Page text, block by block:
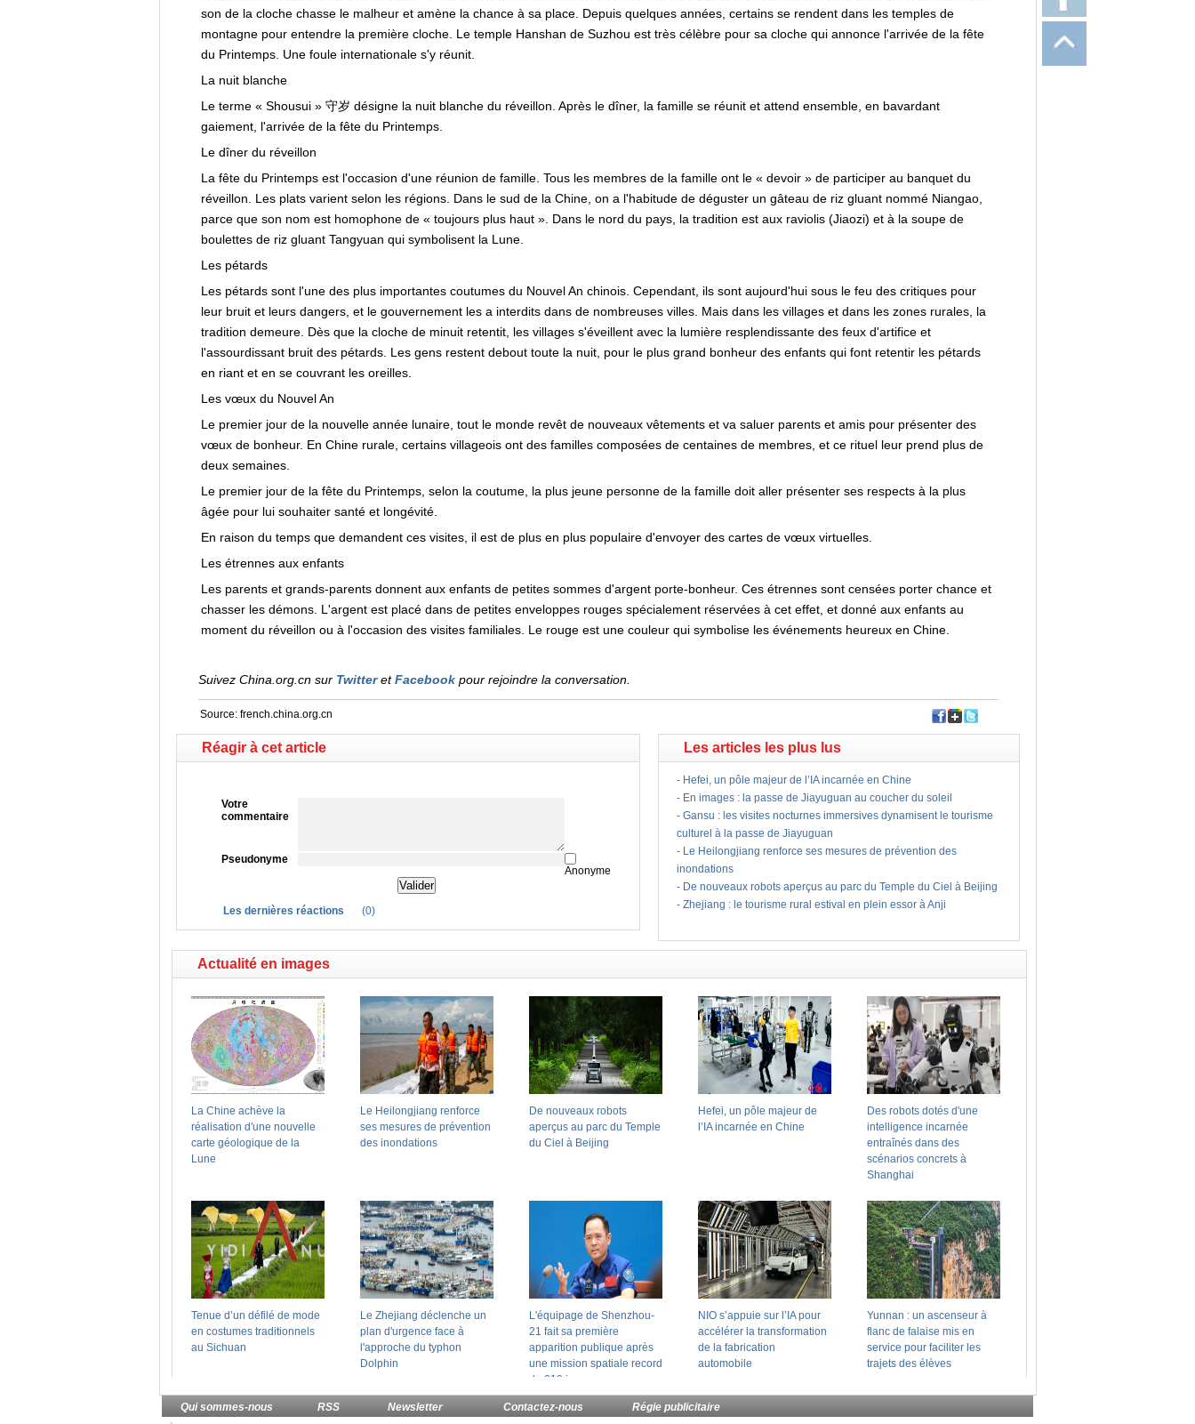
son de la cloche chasse le malheur et amène la chance à sa place. Depuis quelques années, certains se rendent dans les temples de
montagne pour entendre la première cloche. Le temple Hanshan de Suzhou est très célèbre pour sa cloche qui annonce l'arrivée de la fête
du Printemps. Une foule internationale s'y réunit.
La nuit blanche
Le terme « Shousui » 守岁 désigne la nuit blanche du réveillon. Après le dîner, la famille se réunit et attend ensemble, en bavardant
gaiement, l'arrivée de la fête du Printemps.
Le dîner du réveillon
La fête du Printemps est l'occasion d'une réunion de famille. Tous les membres de la famille ont le « devoir » de participer au banquet du
réveillon. Les plats varient selon les régions. Dans le sud de la Chine, on a l'habitude de déguster un gâteau de riz gluant nommé Niangao,
parce que son nom est homophone de « toujours plus haut ». Dans le nord du pays, la tradition est aux raviolis (Jiaozi) et à la soupe de
boulettes de riz gluant Tangyuan qui symbolisent la Lune.
Les pétards
Les pétards sont l'une des plus importantes coutumes du Nouvel An chinois. Cependant, ils sont aujourd'hui sous le feu des critiques pour
leur bruit et leurs dangers, et le gouvernement les a interdits dans de nombreuses villes. Mais dans les villages et dans les zones rurales, la
tradition demeure. Dès que la cloche de minuit retentit, les villages s'éveillent avec la lumière resplendissante des feux d'artifice et
l'assourdissant bruit des pétards. Les gens restent debout toute la nuit, pour le plus grand bonheur des enfants qui font retentir les pétards
en riant et en se couvrant les oreilles.
Les vœux du Nouvel An
Le premier jour de la nouvelle année lunaire, tout le monde revêt de nouveaux vêtements et va saluer parents et amis pour présenter des
vœux de bonheur. En Chine rurale, certains villageois ont des familles composées de centaines de membres, et ce rituel leur prend plus de
deux semaines.
Le premier jour de la fête du Printemps, selon la coutume, la plus jeune personne de la famille doit aller présenter ses respects à la plus
âgée pour lui souhaiter santé et longévité.
En raison du temps que demandent ces visites, il est de plus en plus populaire d'envoyer des cartes de vœux virtuelles.
Les étrennes aux enfants
Les parents et grands-parents donnent aux enfants de petites sommes d'argent porte-bonheur. Ces étrennes sont censées porter chance et
chasser les démons. L'argent est placé dans de petites enveloppes rouges spécialement réservées à cet effet, et donné aux enfants au
moment du réveillon ou à l'occasion des visites familiales. Le rouge est une couleur qui symbolise les événements heureux en Chine.
Suivez China.org.cn sur TwitteretFacebookpour rejoindre la conversation.
Source: french.china.org.cn
Réagir à cet article
Votre
commentaire
Pseudonyme
Anonyme
Les dernières réactions (0)
Les articles les plus lus
- Hefei, un pôle majeur de l’IA incarnée en Chine
- En images : la passe de Jiayuguan au coucher du soleil
- Gansu : les visites nocturnes immersives dynamisent le tourisme
culturel à la passe de Jiayuguan
- Le Heilongjiang renforce ses mesures de prévention des
inondations
- De nouveaux robots aperçus au parc du Temple du Ciel à Beijing
- Zhejiang : le tourisme rural estival en plein essor à Anji